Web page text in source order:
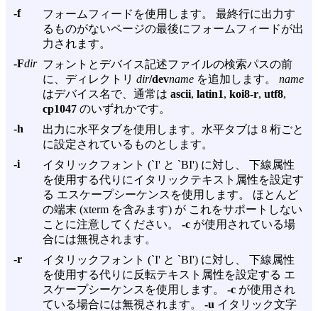
-f
フォームフィードを使用します。 最終行に出力す
るものがないページの最後にフォームフィードが出
力されます。
-Fdir フォントとデバイス記述ファイルの検索パスの前
に、ディレクトリ dir/devname を追加します。 name
はデバイス名で、通常は ascii, latin1, koi8-r, utf8,
cp1047 のいずれかです。
-h
出力に水平タブを使用します。水平タブは 8 桁ごと
に設定されているものとします。
-i
イタリックフォント (`I' と `BI') に対し、 下線属性
を使用する代りにイタリックテキスト属性を設定す
る エスケープシーケンスを使用します。 ほとんど
の端末 (xterm を含みます) が これをサポートしない
ことに注意してください。 -c が使用されている場
合には無視されます。
-r
イタリックフォント (`I' と `BI') に対し、 下線属性
を使用する代りに反転テキスト属性を設定する エ
スケープシーケンスを使用します。 -c が使用され
ている場合には無視されます。 -u イタリック文字